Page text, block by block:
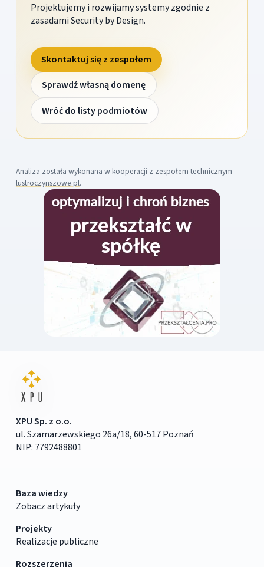
Projektujemy i rozwijamy systemy zgodnie z
zasadami Security by Design.
Skontaktuj się z zespołem
Sprawdź własną domenę
Wróć do listy podmiotów
Analiza została wykonana w kooperacji z zespołem technicznym
lustroczynszowe.pl.
XPU Sp. z o.o.
ul. Szamarzewskiego 26a/18, 60-517 Poznań
NIP: 7792488801
Baza wiedzy
Zobacz artykuły
Projekty
Realizacje publiczne
Rozszerzenia